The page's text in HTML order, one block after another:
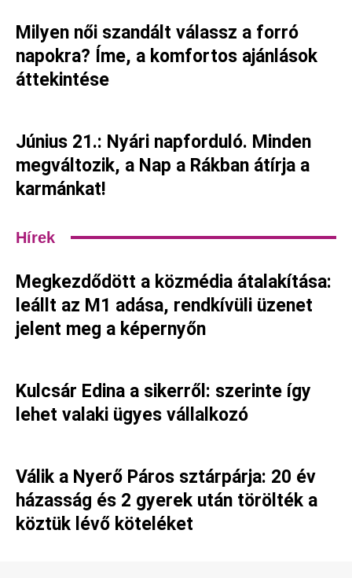
Milyen női szandált válassz a forró
napokra? Íme, a komfortos ajánlások
áttekintése
Június 21.: Nyári napforduló. Minden
megváltozik, a Nap a Rákban átírja a
karmánkat!
Hírek
Megkezdődött a közmédia átalakítása:
leállt az M1 adása, rendkívüli üzenet
jelent meg a képernyőn
Kulcsár Edina a sikerről: szerinte így
lehet valaki ügyes vállalkozó
Válik a Nyerő Páros sztárpárja: 20 év
házasság és 2 gyerek után törölték a
köztük lévő köteléket